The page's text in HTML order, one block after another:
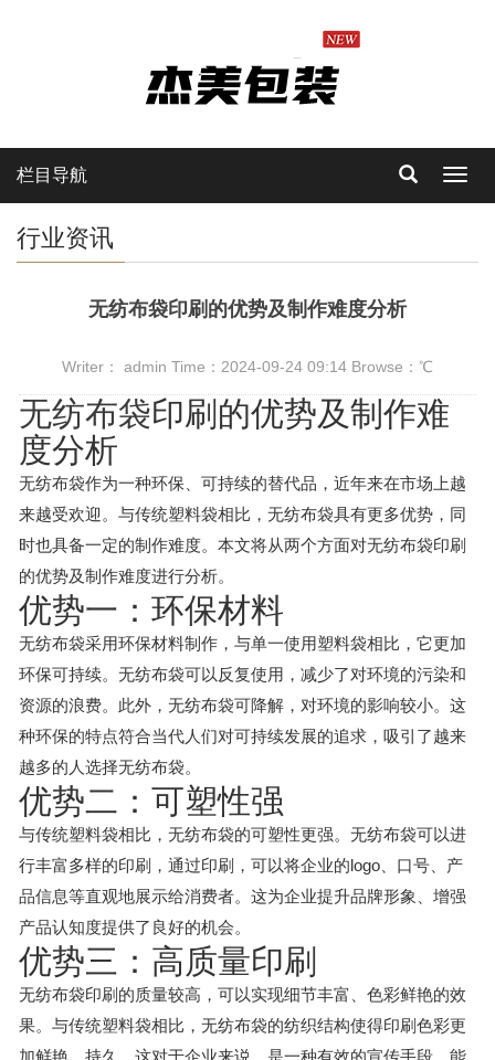
栏目导航
行业资讯
无纺布袋印刷的优势及制作难度分析
Writer： admin Time：2024-09-24 09:14 Browse： ℃
无纺布袋印刷的优势及制作难
度分析
无纺布袋作为一种环保、可持续的替代品，近年来在市场上越
来越受欢迎。与传统塑料袋相比，无纺布袋具有更多优势，同
时也具备一定的制作难度。本文将从两个方面对无纺布袋印刷
的优势及制作难度进行分析。
优势一：环保材料
无纺布袋采用环保材料制作，与单一使用塑料袋相比，它更加
环保可持续。无纺布袋可以反复使用，减少了对环境的污染和
资源的浪费。此外，无纺布袋可降解，对环境的影响较小。这
种环保的特点符合当代人们对可持续发展的追求，吸引了越来
越多的人选择无纺布袋。
优势二：可塑性强
与传统塑料袋相比，无纺布袋的可塑性更强。无纺布袋可以进
行丰富多样的印刷，通过印刷，可以将企业的logo、口号、产
品信息等直观地展示给消费者。这为企业提升品牌形象、增强
产品认知度提供了良好的机会。
优势三：高质量印刷
无纺布袋印刷的质量较高，可以实现细节丰富、色彩鲜艳的效
果。与传统塑料袋相比，无纺布袋的纺织结构使得印刷色彩更
加鲜艳、持久。这对于企业来说，是一种有效的宣传手段，能